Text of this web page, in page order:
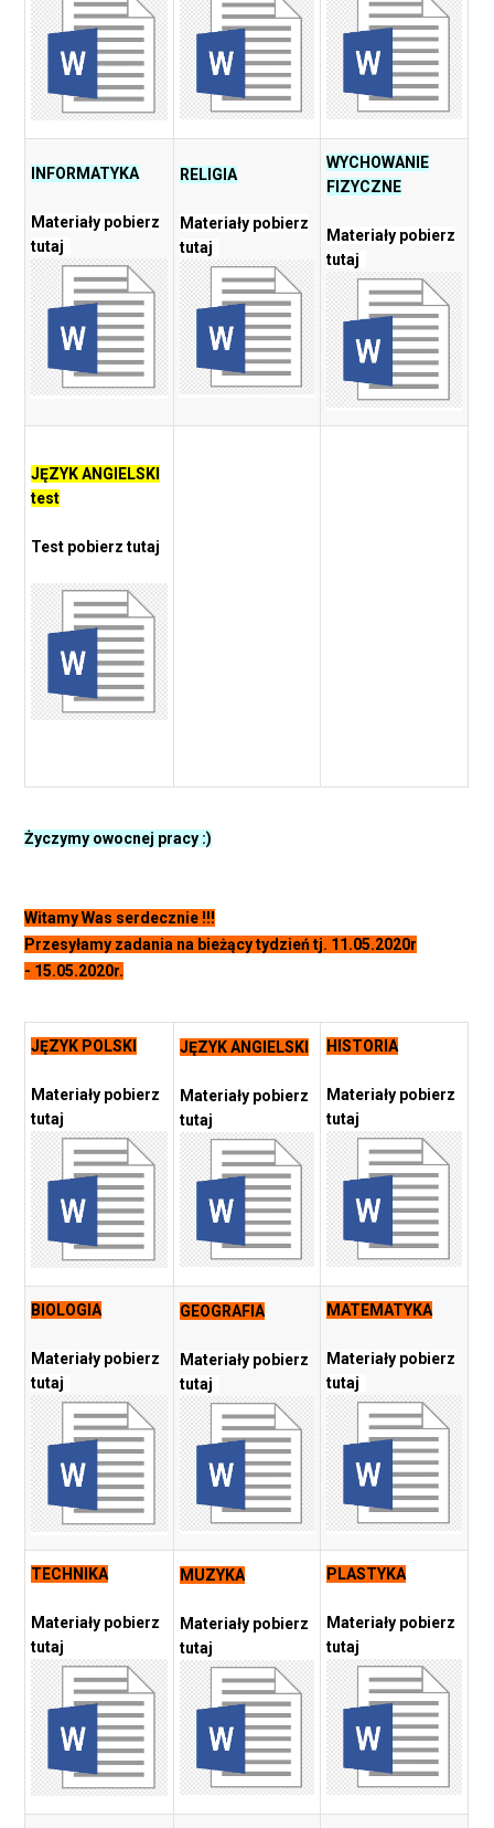
INFORMATYKA
Materiały pobierz
tutaj
RELIGIA
Materiały pobierz
tutaj
WYCHOWANIE
FIZYCZNE
Materiały pobierz
tutaj
JĘZYK ANGIELSKI
test
Test pobierz tutaj
Życzymy owocnej pracy :)
Witamy Was serdecznie !!!
Przesyłamy zadania na bieżący tydzień tj. 11.05.2020r
- 15.05.2020r.
JĘZYK POLSKI
Materiały pobierz
tutaj
JĘZYK ANGIELSKI
Materiały pobierz
tutaj
HISTORIA
Materiały pobierz
tutaj
BIOLOGIA
Materiały pobierz
tutaj
GEOGRAFIA
Materiały pobierz
tutaj
MATEMATYKA
Materiały pobierz
tutaj
TECHNIKA
Materiały pobierz
tutaj
MUZYKA
Materiały pobierz
tutaj
PLASTYKA
Materiały pobierz
tutaj